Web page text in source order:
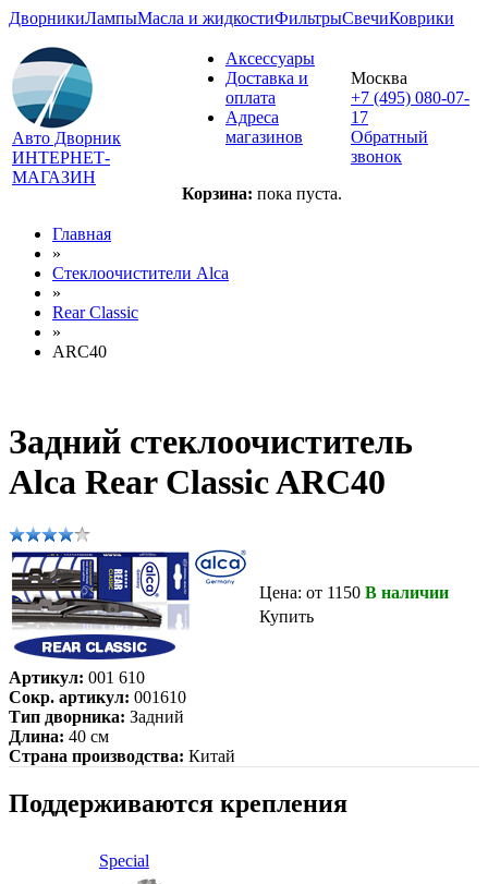
ДворникиЛампыМасла и жидкостиФильтрыСвечиКоврики
Авто Дворник
ИНТЕРНЕТ-
МАГАЗИН
Аксессуары
Доставка и
оплата
Адреса
магазинов
Корзина: пока пуста.
Москва
+7 (495) 080-07-
17
Обратный
звонок
Главная
»
Стеклоочистители Alca
»
Rear Classic
»
ARC40
Задний стеклоочиститель
Alca Rear Classic ARC40
Цена: от 1150 В наличии
Купить
Артикул: 001 610
Сокр. артикул: 001610
Тип дворника: Задний
Длина: 40 см
Страна производства: Китай
Поддерживаются крепления
Special